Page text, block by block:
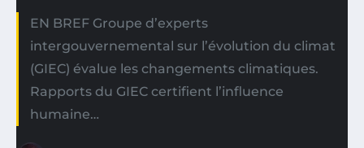
EN BREF Groupe d’experts
intergouvernemental sur l’évolution du climat
(GIEC) évalue les changements climatiques.
Rapports du GIEC certifient l’influence
humaine…